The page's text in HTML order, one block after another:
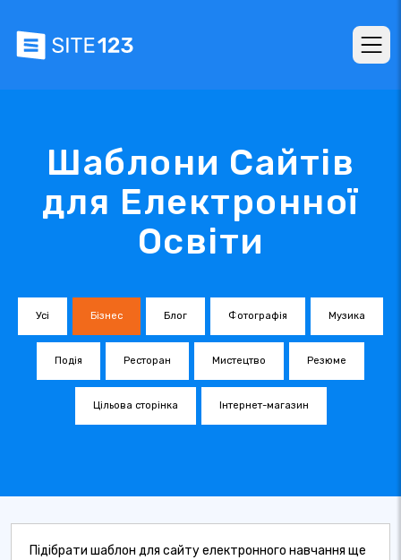
Шаблони Сайтів
для Електронної
Освіти
Усі Бізнес Блог Фотографія Музика
Подія Ресторан Мистецтво Резюме
Цільова сторінка Інтернет-магазин
Підібрати шаблон для сайту електронного навчання ще